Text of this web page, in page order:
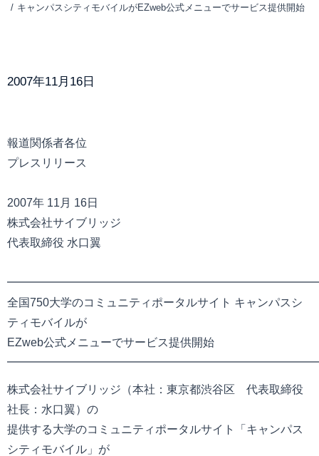
キャンパスシティモバイルがEZweb公式メニューでサービス提供開始
2007年11月16日
報道関係者各位
プレスリリース
2007年 11月 16日
株式会社サイブリッジ
代表取締役 水口翼
全国750大学のコミュニティポータルサイト キャンパスシ
ティモバイルが
EZweb公式メニューでサービス提供開始
株式会社サイブリッジ（本社：東京都渋谷区 代表取締役
社長：水口翼）の
提供する大学のコミュニティポータルサイト「キャンパス
シティモバイル」が